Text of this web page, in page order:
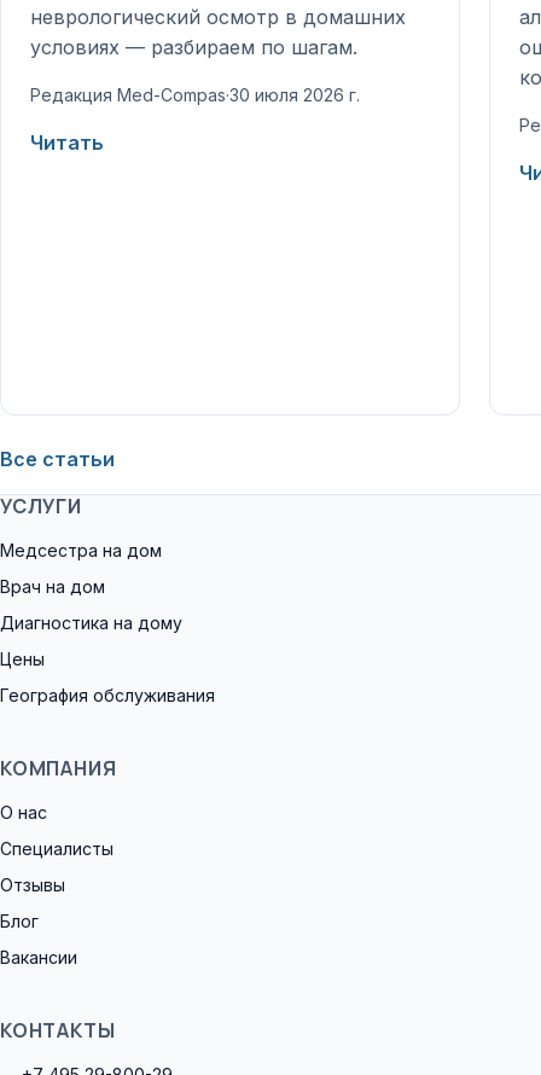
неврологический осмотр в домашних
условиях — разбираем по шагам.
Редакция Med-Compas·30 июля 2026 г.
Читать
Все статьи
УСЛУГИ
Медсестра на дом
Врач на дом
Диагностика на дому
Цены
География обслуживания
КОМПАНИЯ
О нас
Специалисты
Отзывы
Блог
Вакансии
КОНТАКТЫ